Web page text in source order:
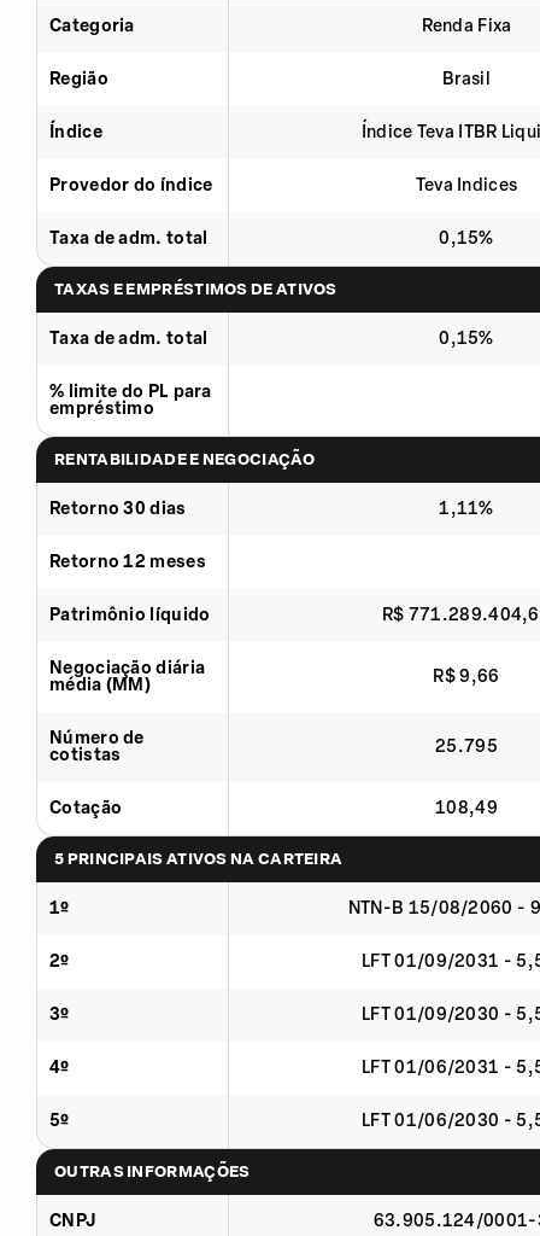
Categoria Renda Fixa
Região Brasil
Índice Índice Teva ITBR
Provedor do índice Teva Indices
Taxa de adm. total 0,15%
TAXAS E EMPRÉSTIMOS DE ATIVOS
Taxa de adm. total 0,15%
% limite do PL para
empréstimo
RENTABILIDADE E NEGOCIAÇÃO
Retorno 30 dias 1,11%
Retorno 12 meses
Patrimônio líquido R$
Negociação diária
média (MM)
R$ 9,66
Número de
cotistas
25.795
Cotação 108,49
5 PRINCIPAIS ATIVOS NA CARTEIRA
1º NTN-B 15/08/2060 -
2º LFT 01/09/2031 -
3º LFT 01/09/2030 -
4º LFT 01/06/2031 -
5º LFT 01/06/2030 -
OUTRAS INFORMAÇÕES
CNPJ 63.905.124/0001-